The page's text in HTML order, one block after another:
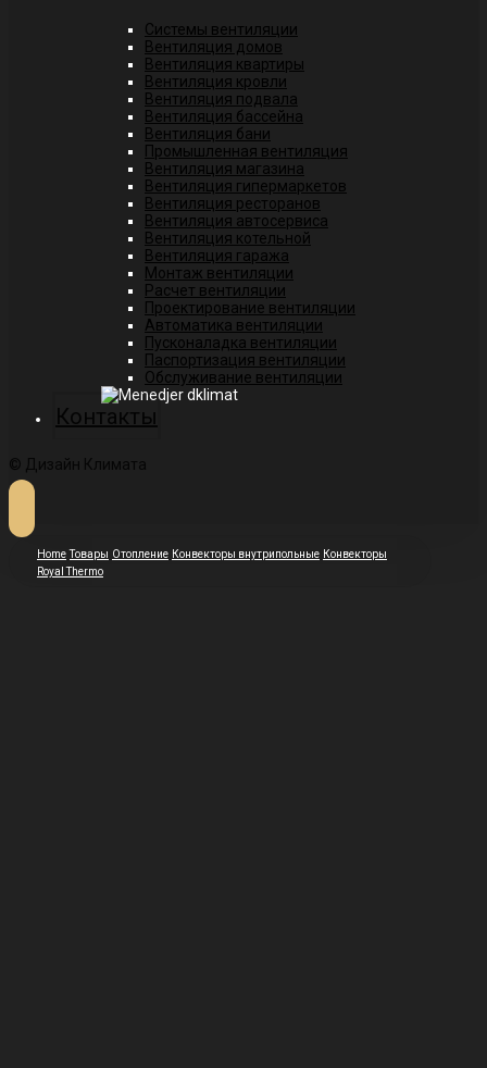
Системы вентиляции
Вентиляция домов
Вентиляция квартиры
Вентиляция кровли
Вентиляция подвала
Вентиляция бассейна
Вентиляция бани
Промышленная вентиляция
Вентиляция магазина
Вентиляция гипермаркетов
Вентиляция ресторанов
Вентиляция автосервиса
Вентиляция котельной
Вентиляция гаража
Монтаж вентиляции
Расчет вентиляции
Проектирование вентиляции
Автоматика вентиляции
Пусконаладка вентиляции
Паспортизация вентиляции
Обслуживание вентиляции
Контакты
© Дизайн Климата
Home Товары Отопление Конвекторы внутрипольные Конвекторы
Royal Thermo